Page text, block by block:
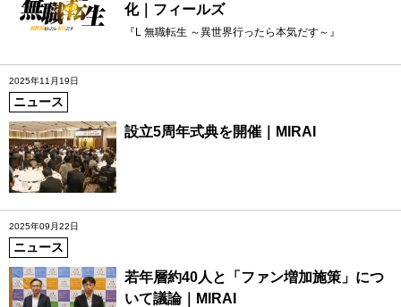
化｜フィールズ
『L 無職転生 ～異世界行ったら本気だす～』
2025年11月19日
ニュース
設立5周年式典を開催｜MIRAI
2025年09月22日
ニュース
若年層約40人と「ファン増加施策」につ
いて議論｜MIRAI